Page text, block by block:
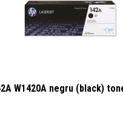
W1420A negru (black)